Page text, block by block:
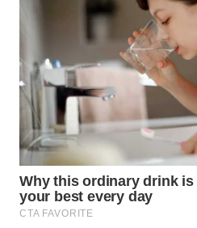
SURABAYA
WN
NATUNA
WN
BINTAN